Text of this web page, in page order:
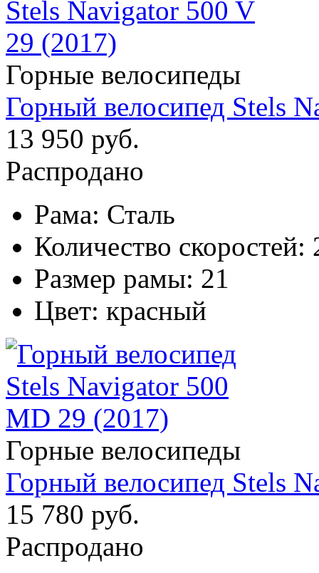
Горные велосипеды
Горный велосипед Stels
13 950 руб.
Распродано
Рама: Сталь
Количество скоростей:
Размер рамы: 21
Цвет: красный
Горные велосипеды
Горный велосипед Stels
15 780 руб.
Распродано